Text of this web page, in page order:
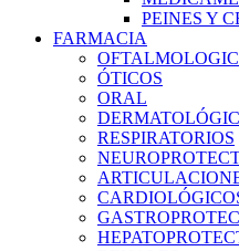
PEINES Y
FARMACIA
ÓTICOS
ORAL
RESPIRATORIOS